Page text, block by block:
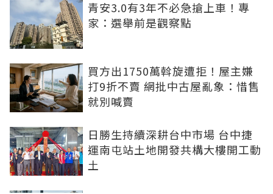
青安3.0有3年不必急搶上車！專
家：選舉前是觀察點
買方出1750萬斡旋遭拒！屋主嫌
打9折不賣 網批中古屋亂象：惜售
就別喊賣
日勝生持續深耕台中市場 台中捷
運南屯站土地開發共構大樓開工動
土